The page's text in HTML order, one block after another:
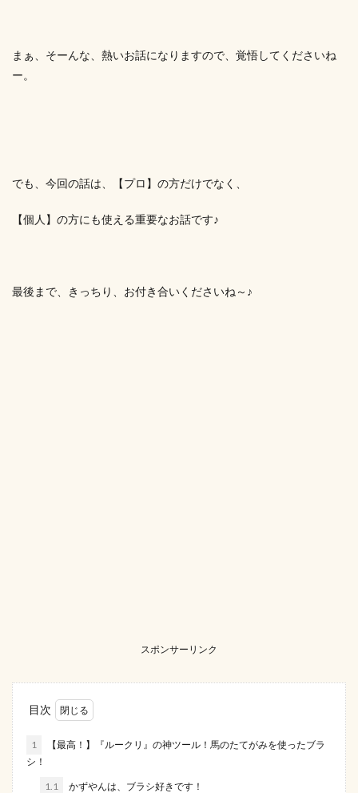
まぁ、そーんな、熱いお話になりますので、覚悟してくださいね
ー。
でも、今回の話は、【プロ】の方だけでなく、
【個人】の方にも使える重要なお話です♪
最後まで、きっちり、お付き合いくださいね～♪
スポンサーリンク
目次
1
【最高！】『ルークリ』の神ツール！馬のたてがみを使ったブラ
シ！
1.1 かずやんは、ブラシ好きです！